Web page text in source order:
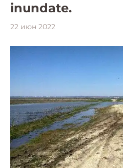
inundate.
22 июн 2022